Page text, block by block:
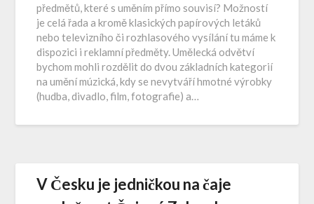
předmětů, které s uměním přímo souvisí? Možností
je celá řada a kromě klasických papírových letáků
nebo televizního či rozhlasového vysílání tu máme k
dispozici i reklamní předměty. Umělecká odvětví
bychom mohli rozdělit do dvou základních kategorií
na umění múzická, kdy se nevytváří hmotné výrobky
(hudba, divadlo, film, fotografie) a…
V Česku je jedničkou na čaje